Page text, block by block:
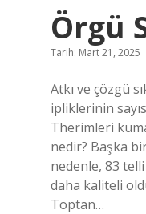
Örgü
Tarih: Mart 21, 2025
Atkı ve çözgü
ipliklerinin
Therimleri
nedir? Başka
nedenle, 83
daha kaliteli
Toptan…